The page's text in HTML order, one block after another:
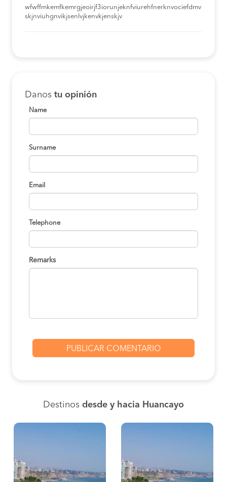
wfwffmkemfkemrgjeoirjf3iorunjeknfviurehfnerknvociefdmv
skjnviuhgnvikjsenlvjkenvkjenskjv
Danos tu opinión
Name
Surname
Email
Telephone
Remarks
Destinos desde y hacia Huancayo